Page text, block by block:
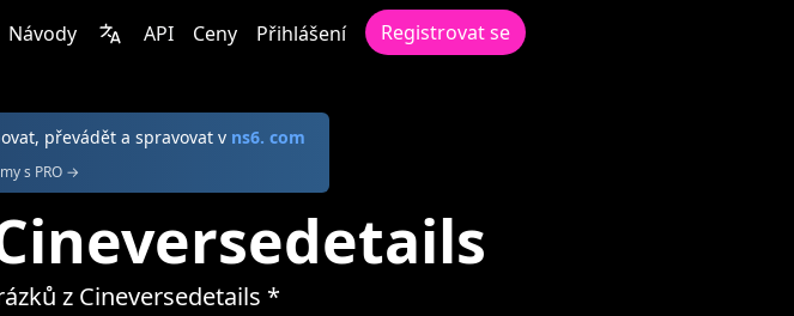
Návody API Ceny Přihlášení Registrovat se
převádět a spravovat v ns6. com
s PRO →
z Cineversedetails *